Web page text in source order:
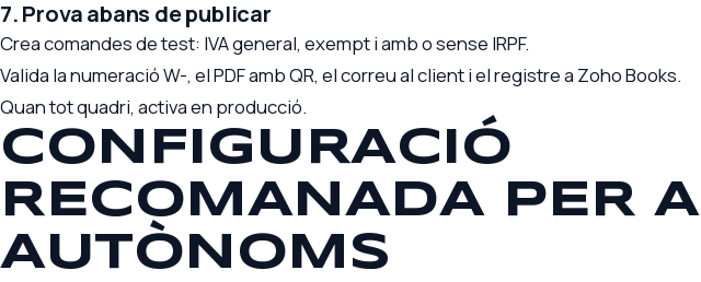
7. Prova abans de publicar
Crea comandes de test: IVA general, exempt i amb o sense IRPF.
Valida la numeració W-, el PDF amb QR, el correu al client i el registre a Zoho Books.
Quan tot quadri, activa en producció.
CONFIGURACIÓ
RECOMANADA PER A
AUTÒNOMS